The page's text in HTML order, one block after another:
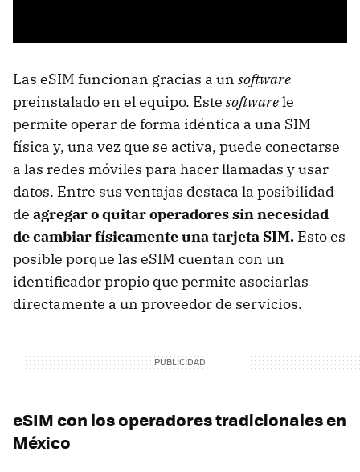
Las eSIM funcionan gracias a un software
preinstalado en el equipo. Este softwarele
permite operar de forma idéntica a una SIM
física y, una vez que se activa, puede conectarse
a las redes móviles para hacer llamadas y usar
datos. Entre sus ventajas destaca la posibilidad
de agregar o quitar operadores sin necesidad
de cambiar físicamente una tarjeta SIM. Esto es
posible porque las eSIM cuentan con un
identificador propio que permite asociarlas
directamente a un proveedor de servicios.
eSIM con los operadores tradicionales en
México